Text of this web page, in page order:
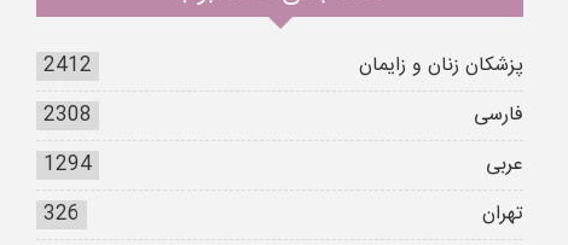
پزشکان زنان و زایمان
2412
فارسی
2308
عربی
1294
تهران
326